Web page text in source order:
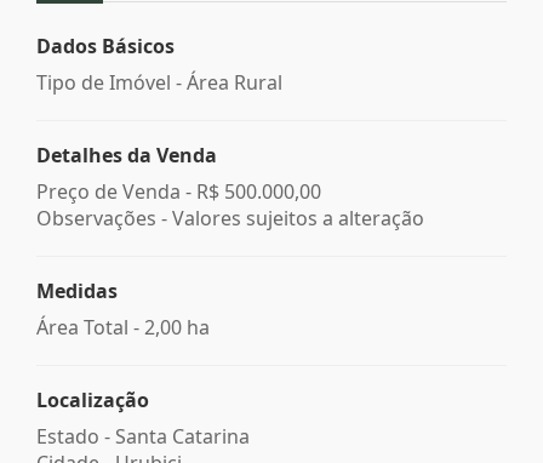
Dados Básicos
Tipo de Imóvel - Área Rural
Detalhes da Venda
Preço de Venda - R$ 500.000,00
Observações - Valores sujeitos a alteração
Medidas
Área Total - 2,00 ha
Localização
Estado - Santa Catarina